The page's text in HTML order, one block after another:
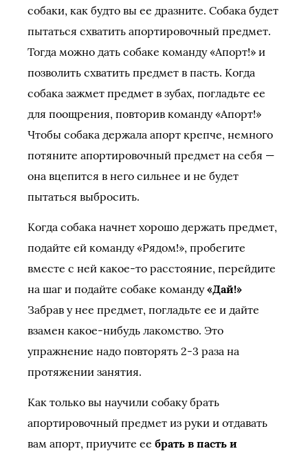
собаки, как будто вы ее дразните. Собака будет
пытаться схватить апортировочный предмет.
Тогда можно дать собаке команду «Апорт!» и
позволить схватить предмет в пасть. Когда
собака зажмет предмет в зубах, погладьте ее
для поощрения, повторив команду «Апорт!»
Чтобы собака держала апорт крепче, немного
потяните апортировочный предмет на себя —
она вцепится в него сильнее и не будет
пытаться выбросить.
Когда собака начнет хорошо держать предмет,
подайте ей команду «Рядом!», пробегите
вместе с ней какое-то расстояние, перейдите
на шаг и подайте собаке команду«Дай!»
Забрав у нее предмет, погладьте ее и дайте
взамен какое-нибудь лакомство. Это
упражнение надо повторять 2-3 раза на
протяжении занятия.
Как только вы научили собаку брать
апортировочный предмет из руки и отдавать
вам апорт, приучите ее брать в пасть и